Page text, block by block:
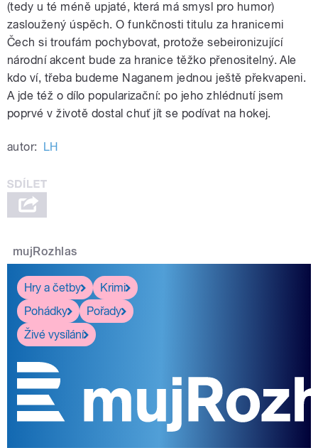
(tedy u té méně upjaté, která má smysl pro humor)
zasloužený úspěch. O funkčnosti titulu za hranicemi
Čech si troufám pochybovat, protože sebeironizující
národní akcent bude za hranice těžko přenositelný. Ale
kdo ví, třeba budeme Naganem jednou ještě překvapeni.
A jde též o dílo popularizační: po jeho zhlédnutí jsem
poprvé v životě dostal chuť jít se podívat na hokej.
autor: LH
mujRozhlas
Hry a četby
Krimi
Pohádky
Pořady
Živé vysílání